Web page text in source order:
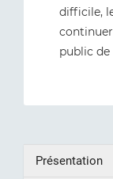
difficile,
public de
Présentation